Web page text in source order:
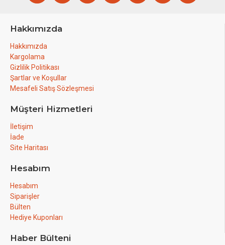
Hakkımızda
Hakkımızda
Kargolama
Gizlilik Politikası
Şartlar ve Koşullar
Mesafeli Satış Sözleşmesi
Müşteri Hizmetleri
İletişim
İade
Site Haritası
Hesabım
Hesabım
Siparişler
Bülten
Hediye Kuponları
Haber Bülteni